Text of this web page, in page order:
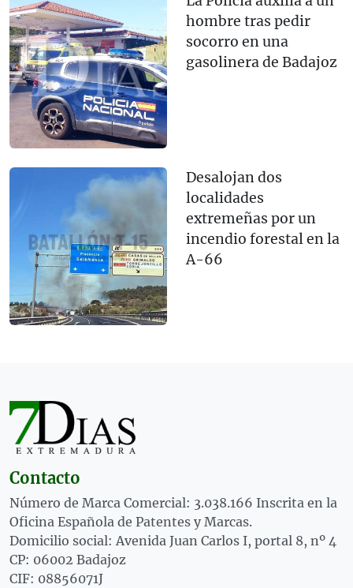
hombre tras pedir
socorro en una
gasolinera de Badajoz
Desalojan dos
localidades
extremeñas por un
incendio forestal en la
A-66
Contacto
Número de Marca Comercial: 3.038.166 Inscrita en la
Oficina Española de Patentes y Marcas.
Domicilio social: Avenida Juan Carlos I, portal 8, nº 4
CP: 06002 Badajoz
CIF: 08856071J